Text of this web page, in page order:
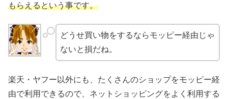
もらえるという事です。
どうせ買い物をするならモッピー経由じゃ
ないと損だね。
楽天・ヤフー以外にも、たくさんのショップをモッピー経
由で利用できるので、ネットショッピングをよく利用する